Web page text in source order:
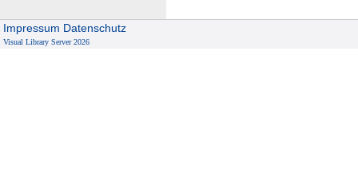
Impressum Datenschutz
Visual Library Server 2026